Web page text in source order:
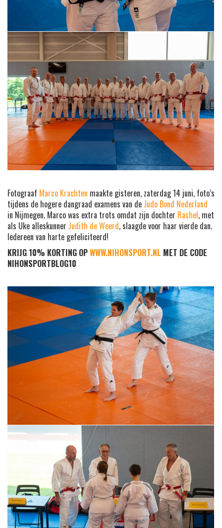
Fotograaf Marco Krachten maakte gisteren, zaterdag 14 juni, foto’s
tijdens de hogere dangraad examens van de Judo Bond Nederland
in Nijmegen. Marco was extra trots omdat zijn dochter Rachel, met
als Uke alleskunner Judith de Weerd, slaagde voor haar vierde dan.
Iedereen van harte gefeliciteerd!
KRIJG 10% KORTING OPWWW.NIHONSPORT.NL MET DE CODE
NIHONSPORTBLOG10